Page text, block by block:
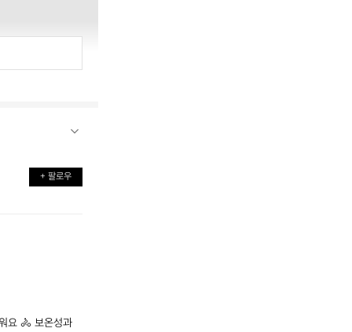
+ 팔로우
요 🚴 보온성과